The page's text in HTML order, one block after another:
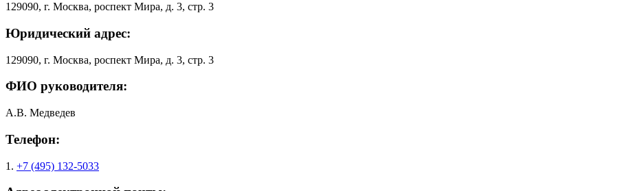
129090, г. Москва, роспект Мира, д. 3, стр. 3
Юридический адрес:
129090, г. Москва, роспект Мира, д. 3, стр. 3
ФИО руководителя:
А.В. Медведев
Телефон:
1. +7 (495) 132-5033